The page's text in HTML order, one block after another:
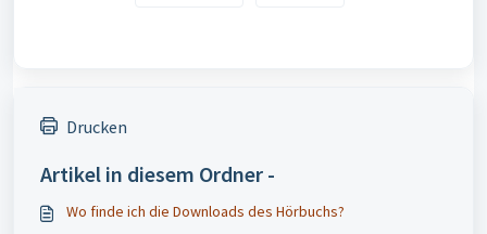
Drucken
Artikel in diesem Ordner -
Wo finde ich die Downloads des Hörbuchs?